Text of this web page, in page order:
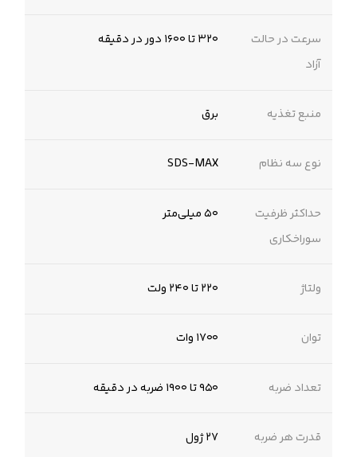
سرعت در حالت
آزاد
۳۲۰ تا ۱۶۰۰ دور در دقیقه
منبع تغذیه برق
نوع سه نظام SDS-MAX
حداکثر ظرفیت
سوراخکاری
۵۰ میلی‌متر
ولتاژ ۲۲۰ تا ۲۴۰ ولت
توان ۱۷۰۰ وات
تعداد ضربه ۹۵۰ تا ۱۹۰۰ ضربه در دقیقه
قدرت هر ضربه ۲۷ ژول